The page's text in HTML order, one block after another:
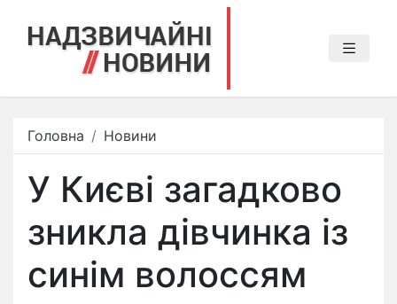
Головна Новини
У Києві загадково
зникла дівчинка із
синім волоссям